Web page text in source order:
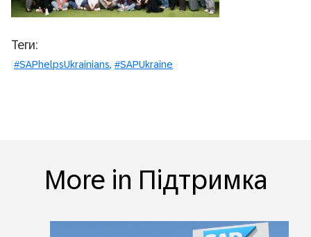
Теги:
#SAPhelpsUkrainians #SAPUkraine
More in Підтримка